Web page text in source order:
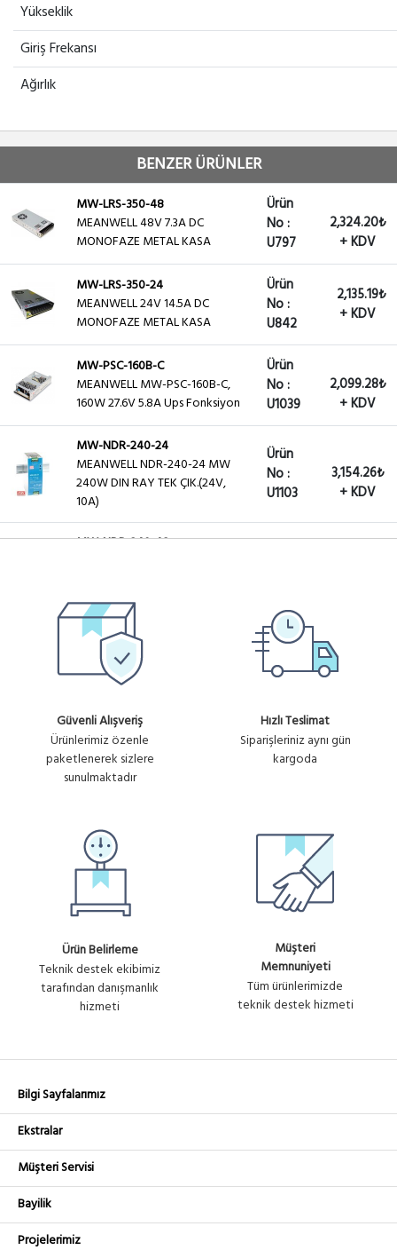
Yükseklik
Giriş Frekansı
Ağırlık
BENZER ÜRÜNLER
MW-LRS-350-48
MEANWELL 48V 7.3A DC
MONOFAZE METAL KASA
Ürün
No :
U797
2,324.20₺
+ KDV
MW-LRS-350-24
MEANWELL 24V 14.5A DC
MONOFAZE METAL KASA
Ürün
No :
U842
2,135.19₺
+ KDV
MW-PSC-160B-C
MEANWELL MW-PSC-160B-C,
160W 27.6V 5.8A Ups Fonksiyon
Ürün
No :
U1039
2,099.28₺
+ KDV
MW-NDR-240-24
MEANWELL NDR-240-24 MW
240W DIN RAY TEK ÇIK.(24V,
10A)
Ürün
No :
U1103
3,154.26₺
+ KDV
MW-NDR-240-48
5A)
MW-LRS-200-48
MEANWELL 48V 200W 4.4A DC
MONOFAZE METAL KASA
Ürün
No :
U1168
1,999.31₺
Güvenli Alışveriş
Ürünlerimiz özenle
paketlenerek sizlere
sunulmaktadır
Hızlı Teslimat
Siparişleriniz aynı gün
kargoda
Ürün Belirleme
Teknik destek ekibimiz
tarafından danışmanlık
hizmeti
Müşteri
Memnuniyeti
Tüm ürünlerimizde
teknik destek hizmeti
Bilgi Sayfalarımız
Ekstralar
Müşteri Servisi
Bayilik
Projelerimiz